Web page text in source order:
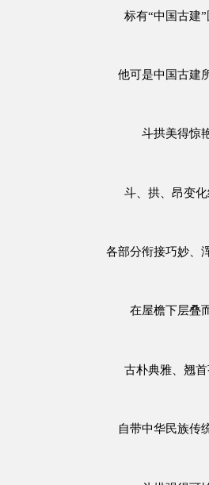
标有“中国古建
他可是中国古建
斗拱美得惊
斗、拱、昂变
各部分衔接巧妙、
在屋檐下层叠
古朴典雅、翘
自带中华民族传